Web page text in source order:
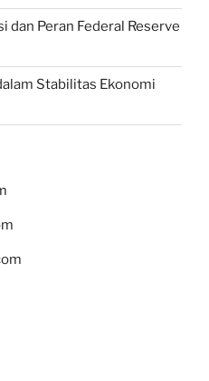
dan Peran Federal Reserve
Stabilitas Ekonomi